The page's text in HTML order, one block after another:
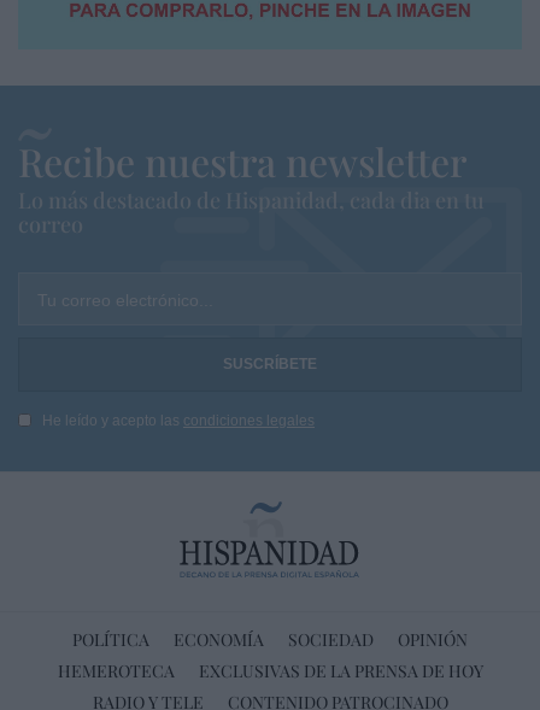
Recibe nuestra newsletter
Lo más destacado de Hispanidad, cada dia en tu
correo
Tu correo electrónico...
He leído y acepto las condiciones legales
POLÍTICA ECONOMÍA SOCIEDAD
OPINIÓN
HEMEROTECA
EXCLUSIVAS DE LA PRENSA DE HOY
RADIO Y TELE
CONTENIDO PATROCINADO